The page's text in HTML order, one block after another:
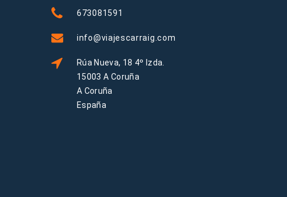
673081591
info@viajescarraig.com
Rúa Nueva, 18 4º Izda.
15003 A Coruña
A Coruña
España